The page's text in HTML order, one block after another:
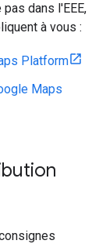
dans l'EEE,
à vous :
Platform
Maps